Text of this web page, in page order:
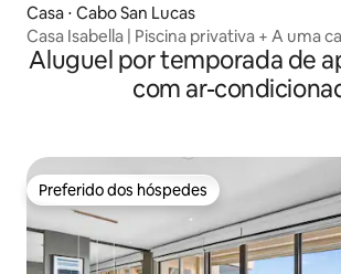
Casa ⋅ Cabo San Lucas
Casa Isabella | Piscina privativa + A uma
marina
Aluguel por temporada de
com ar-
Preferido dos hóspedes
Preferido dos hóspedes